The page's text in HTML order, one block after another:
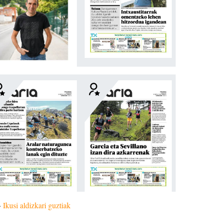
Ikusi aldizkari guztiak